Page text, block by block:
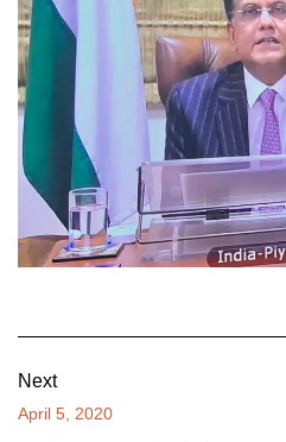
Next
April 5, 2020